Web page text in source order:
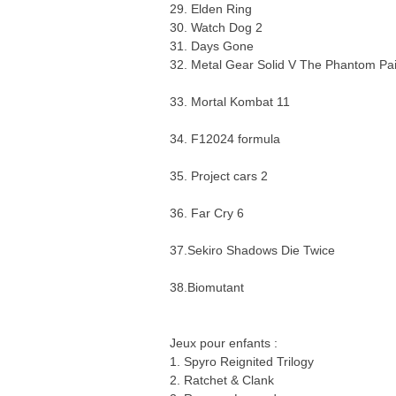
29. Elden Ring
30. Watch Dog 2
31. Days Gone
32. Metal Gear Solid V The Phantom
33. Mortal Kombat 11
34. F12024 formula
35. Project cars 2
36. Far Cry 6
37.Sekiro Shadows Die Twice
38.Biomutant
Jeux pour enfants :
1. Spyro Reignited Trilogy
2. Ratchet & Clank